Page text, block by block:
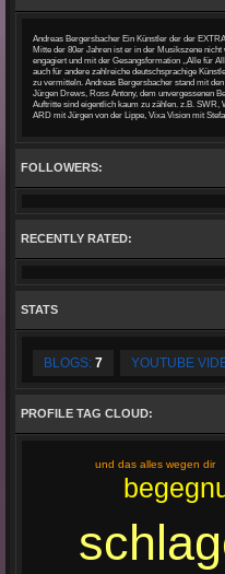
Andreas Bergersbacher Ein Künstler der der
Mitte der 80er Jahren ist er in der Musikszene
engagiert und mit der Gesangsformation ,,Alle für
auch für andere zahlreiche deutschsprachige
zu vermitteln. Andreas Bergersbacher stand mit
Jürgen Drews, Ross Antony, dem unvergessenen
Auftritte sind eigentlich kaum zu zählen. z.B.
ARD mit Jürgen von der Lippe, Vixa Vision mit
FOLLOWERS:
RECENTLY RATED:
STATS
BLOGS: 7 YOUTUBE
PROFILE TAG CLOUD:
und das alles wegen dir